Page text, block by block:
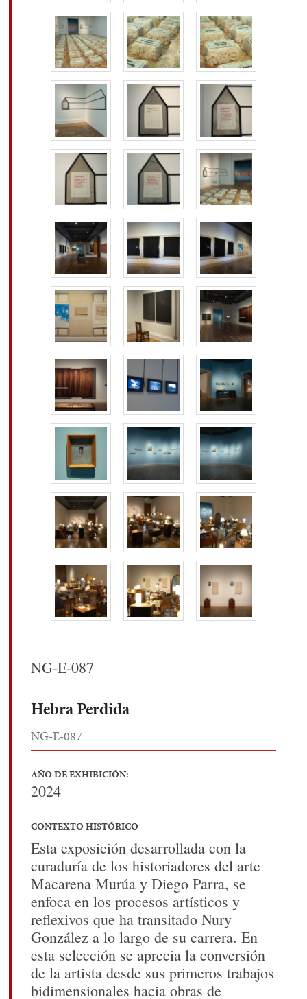
NG-E-087
Hebra Perdida
NG-E-087
AÑO DE EXHIBICIÓN:
2024
CONTEXTO HISTÓRICO
Esta exposición desarrollada con la
curaduría de los historiadores del arte
Macarena Murúa y Diego Parra, se
enfoca en los procesos artísticos y
reflexivos que ha transitado Nury
González a lo largo de su carrera. En
esta selección se aprecia la conversión
de la artista desde sus primeros trabajos
bidimensionales hacia obras de